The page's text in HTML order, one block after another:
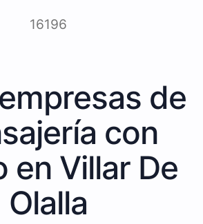
16196
de
con
en Villar De
Olalla